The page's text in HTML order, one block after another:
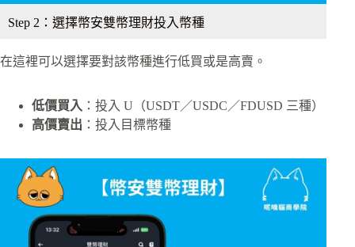
Step 2：選擇幣安雙幣理財投入幣種
在這裡可以選擇要對該幣種進行低買或是高賣。
低價買入 ：投入 U（USDT／USDC／FDUSD 三種）
高價賣出 ：投入目標幣種